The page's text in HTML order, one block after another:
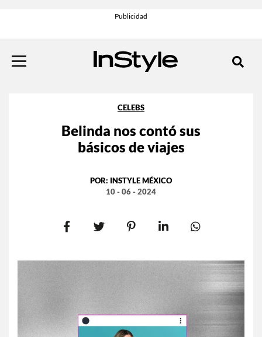
CELEBS
Belinda nos contó sus
básicos de viajes
POR: INSTYLE MÉXICO
10 - 06 - 2024